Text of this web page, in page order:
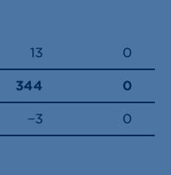
13 0
344 0
−3 0